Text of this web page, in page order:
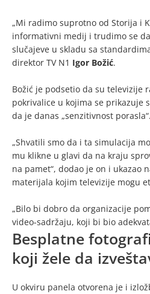
„Mi radimo suprotno od Storija i
informativni medij i trudimo se
slučajeve u skladu sa
direktor TV N1 Igor Božić.
Božić je podsetio da su televizije
pokrivalice u kojima se prikazuje
da je danas „senzitivnost porasla“.
„Shvatili smo da i ta simulacija
mu klikne u glavi da na kraju
na pamet“, dodao je on i ukazao
materijala kojim televizije mogu
„Bilo bi dobro da organizacije
video-sadržaju, koji bi bio
Besplatne
koji žele da
U okviru panela otvorena je i